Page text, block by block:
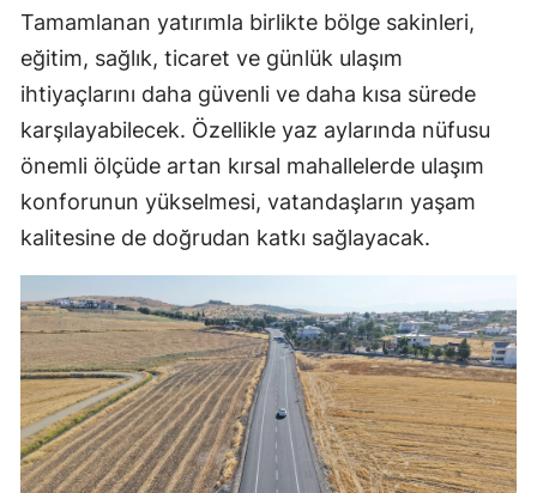
Tamamlanan yatırımla birlikte bölge sakinleri,
eğitim, sağlık, ticaret ve günlük ulaşım
ihtiyaçlarını daha güvenli ve daha kısa sürede
karşılayabilecek. Özellikle yaz aylarında nüfusu
önemli ölçüde artan kırsal mahallelerde ulaşım
konforunun yükselmesi, vatandaşların yaşam
kalitesine de doğrudan katkı sağlayacak.